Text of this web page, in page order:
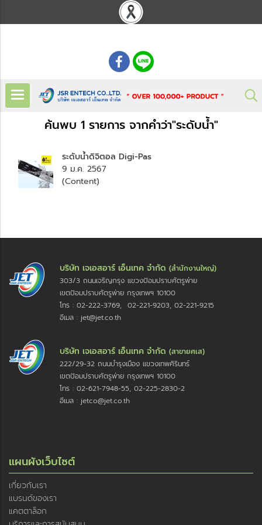
ค้นพบ 1 รายการ จากคำว่า"ระดับน้ำ"
ระดับน้ำดิจิตอล Digi-Pas
9 ม.ค. 2567
(Content)
บริษัท เจเอสอาร์ เอ็นเทค จำกัด (สำนักงานใหญ่)
303/3 ถนนเจริญกรุง แขวงป้อมปราบศัตรูพ่าย
เขตป้อมปราบศัตรูพ่าย กรุงเทพฯ 10100
โทร : 02-222-3769, 02-221-9203, 02-221-9215
อีเมล : jet@jet.co.th
บริษัท เจเอสอาร์ เอ็นเทค จำกัด (สาขายศเส)
222/29-32 ถนนบำรุงเมือง แขวงเทพศิรินทร์
เขตป้อมปราบศัตรูพ่าย กรุงเทพฯ 10100
โทร : 02-621-7948-55, 02-225-2830-2
อีเมล : jetco@jet.co.th
แผนผังเว็บไซต์
เกี่ยวกับเรา
แบรนด์ของเรา
แคตตาล็อก